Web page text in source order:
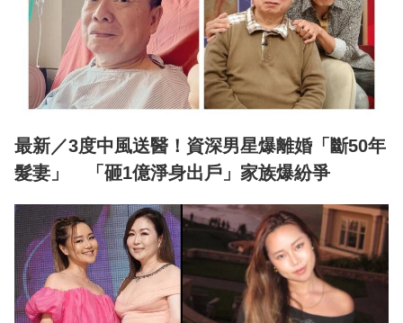
最新／3度中風送醫！資深男星爆離婚「斷50年
髮妻」 「砸1億淨身出戶」家族爆紛爭